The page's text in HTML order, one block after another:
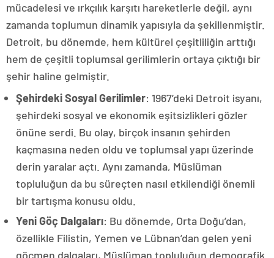
mücadelesi ve ırkçılık karşıtı hareketlerle değil, aynı
zamanda toplumun dinamik yapısıyla da şekillenmiştir.
Detroit, bu dönemde, hem kültürel çeşitliliğin arttığı
hem de çeşitli toplumsal gerilimlerin ortaya çıktığı bir
şehir haline gelmiştir.
Şehirdeki Sosyal Gerilimler: 1967’deki Detroit isyanı,
şehirdeki sosyal ve ekonomik eşitsizlikleri gözler
önüne serdi. Bu olay, birçok insanın şehirden
kaçmasına neden oldu ve toplumsal yapı üzerinde
derin yaralar açtı. Aynı zamanda, Müslüman
topluluğun da bu süreçten nasıl etkilendiği önemli
bir tartışma konusu oldu.
Yeni Göç Dalgaları: Bu dönemde, Orta Doğu’dan,
özellikle Filistin, Yemen ve Lübnan’dan gelen yeni
göçmen dalgaları, Müslüman topluluğun demografik